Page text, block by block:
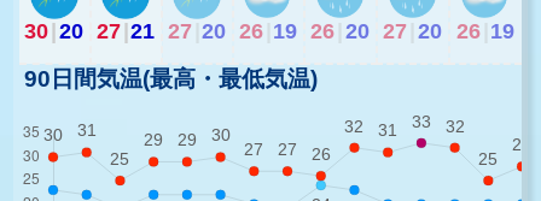
30|20 27|21 27 20 26 19 26 20 27 20 26 19
90日間気温(最高・最低気温)